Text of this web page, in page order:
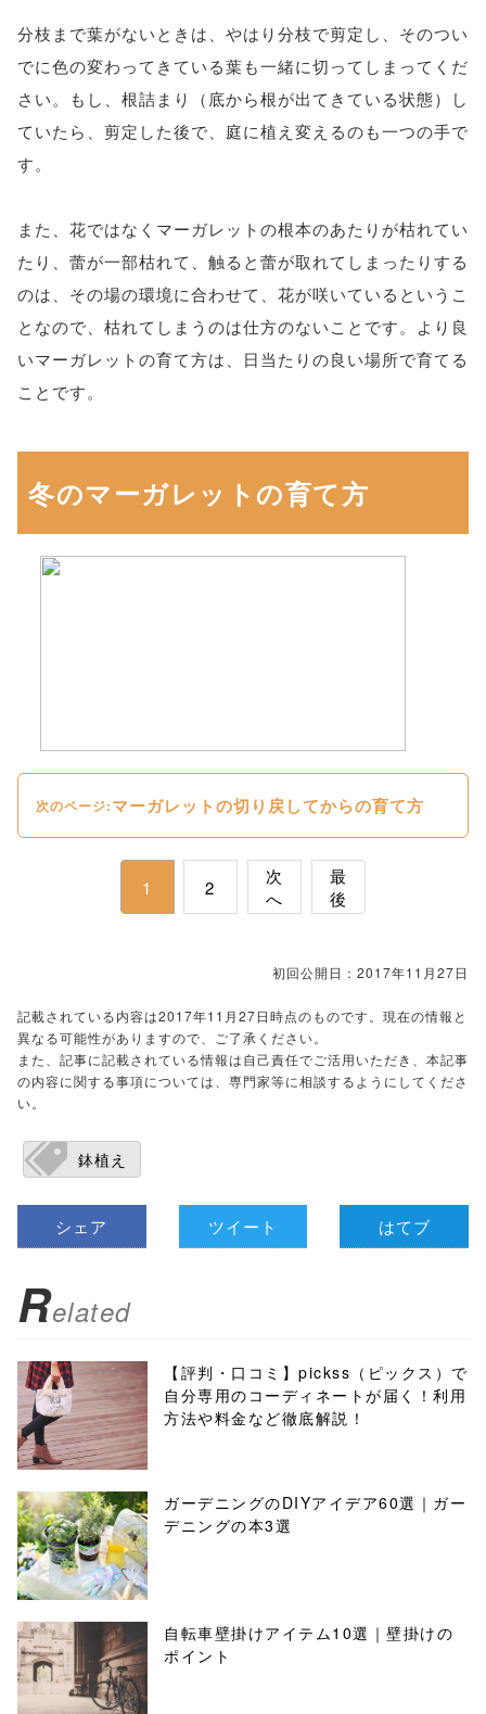
分枝まで葉がないときは、やはり分枝で剪定し、そのつい
でに色の変わってきている葉も一緒に切ってしまってくだ
さい。もし、根詰まり（底から根が出てきている状態）し
ていたら、剪定した後で、庭に植え変えるのも一つの手で
す。
また、花ではなくマーガレットの根本のあたりが枯れてい
たり、蕾が一部枯れて、触ると蕾が取れてしまったりする
のは、その場の環境に合わせて、花が咲いているというこ
となので、枯れてしまうのは仕方のないことです。より良
いマーガレットの育て方は、日当たりの良い場所で育てる
ことです。
冬のマーガレットの育て方
次のページ:マーガレットの切り戻してからの育て方
1 2
次
へ
最
後
初回公開日：2017年11月27日
記載されている内容は2017年11月27日時点のものです。現在の情報と
異なる可能性がありますので、ご了承ください。
また、記事に記載されている情報は自己責任でご活用いただき、本記事
の内容に関する事項については、専門家等に相談するようにしてくださ
い。
鉢植え
シェア ツイート はてブ
Related
【評判・口コミ】pickss（ピックス）で
自分専用のコーディネートが届く！利用
方法や料金など徹底解説！
ガーデニングのDIYアイデア60選｜ガー
デニングの本3選
自転車壁掛けアイテム10選｜壁掛けの
ポイント